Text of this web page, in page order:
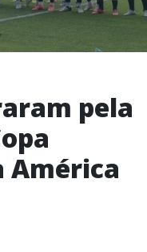
pela
América